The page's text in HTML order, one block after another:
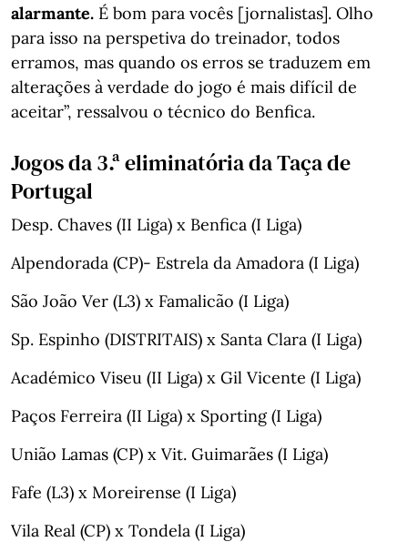
alarmante. É bom para vocês [jornalistas]. Olho
para isso na perspetiva do treinador, todos
erramos, mas quando os erros se traduzem em
alterações à verdade do jogo é mais difícil de
aceitar”, ressalvou o técnico do Benfica.
Jogos da 3.ª eliminatória da Taça de
Portugal
Desp. Chaves (II Liga) x Benfica (I Liga)
Alpendorada (CP)- Estrela da Amadora (I Liga)
São João Ver (L3) x Famalicão (I Liga)
Sp. Espinho (DISTRITAIS) x Santa Clara (I Liga)
Académico Viseu (II Liga) x Gil Vicente (I Liga)
Paços Ferreira (II Liga) x Sporting (I Liga)
União Lamas (CP) x Vit. Guimarães (I Liga)
Fafe (L3) x Moreirense (I Liga)
Vila Real (CP) x Tondela (I Liga)